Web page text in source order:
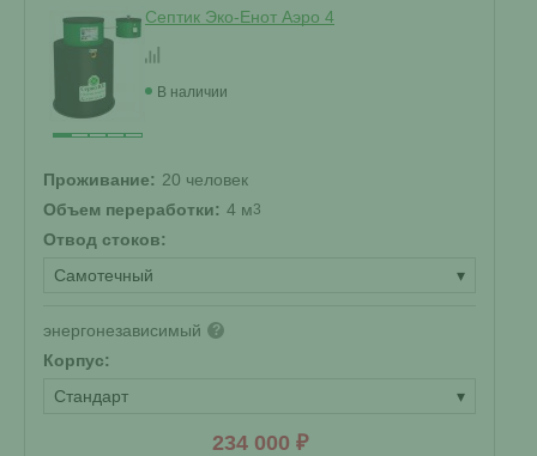
Септик Эко-Енот Аэро 4
В наличии
Проживание: 20 человек
Объем переработки: 4 м3
Отвод стоков:
Самотечный
▾
энергонезависимый ?
Корпус:
Стандарт
▾
234 000 ₽